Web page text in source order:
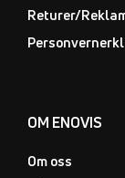
Returer/
OM ENOVIS
Om oss